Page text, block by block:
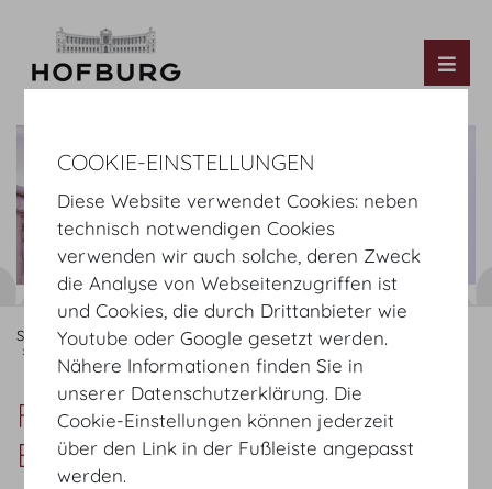
Startseite Informieren
Anreise
Fußweg Heldenplatz - Botschafterstiege
Fußweg Heldenplatz -
Botschafterstiege
COOKIE-EINSTELLUNGEN
Diese Website verwendet Cookies: neben
technisch notwendigen Cookies
verwenden wir auch solche, deren Zweck
die Analyse von Webseitenzugriffen ist
und Cookies, die durch Drittanbieter wie
Youtube oder Google gesetzt werden.
Nähere Informationen finden Sie in
unserer Datenschutzerklärung. Die
Cookie-Einstellungen können jederzeit
über den Link in der Fußleiste angepasst
werden.